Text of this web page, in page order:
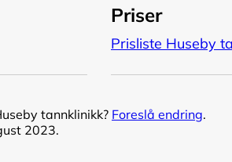
Priser
Prisliste Huseby
tannklinikk? Foreslå endring.
2023.